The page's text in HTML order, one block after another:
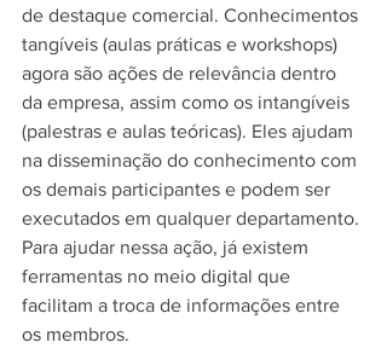
de destaque comercial. Conhecimentos
tangíveis (aulas práticas e workshops)
agora são ações de relevância dentro
da empresa, assim como os intangíveis
(palestras e aulas teóricas). Eles ajudam
na disseminação do conhecimento com
os demais participantes e podem ser
executados em qualquer departamento.
Para ajudar nessa ação, já existem
ferramentas no meio digital que
facilitam a troca de informações entre
os membros.